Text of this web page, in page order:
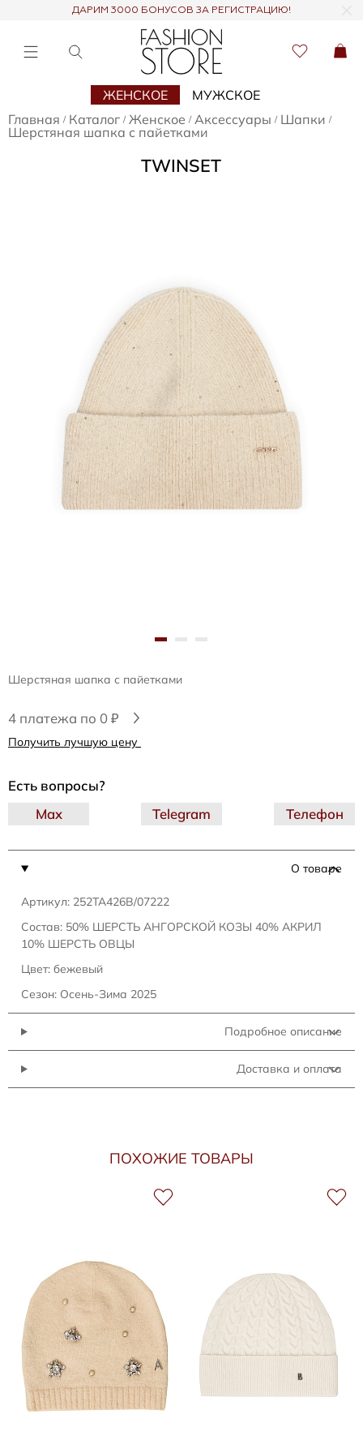
ДАРИМ 3000 БОНУСОВ ЗА РЕГИСТРАЦИЮ!
ЖЕНСКОЕ
МУЖСКОЕ
Главная / Каталог / Женское / Аксессуары / Шапки /
Шерстяная шапка с пайетками
TWINSET
Шерстяная шапка с пайетками
4 платежа по 0 ₽
Получить лучшую цену
О товаре
Артикул: 252TA426B/07222
Состав: 50% ШЕРСТЬ АНГОРСКОЙ КОЗЫ 40% АКРИЛ
10% ШЕРСТЬ ОВЦЫ
Цвет: бежевый
Сезон: Осень-Зима 2025
Подробное описание
Доставка и оплата
Есть вопросы?
Telegram
Max Телефон
ПОХОЖИЕ ТОВАРЫ